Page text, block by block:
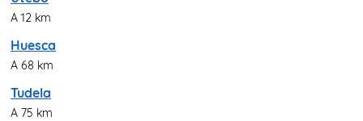
A 12 km
Huesca
A 68 km
Tudela
A 75 km